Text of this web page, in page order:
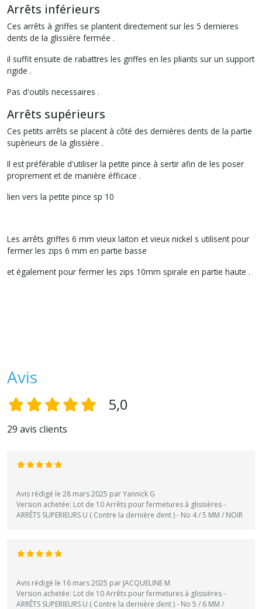
Arrêts inférieurs
Ces arrêts à griffes se plantent directement sur les 5 dernieres
dents de la glissière fermée .
il suffit ensuite de rabattres les griffes en les pliants sur un support
rigide .
Pas d'outils necessaires .
Arrêts supérieurs
Ces petits arrêts se placent à côté des dernières dents de la partie
supèrieurs de la glissière .
Il est préférable d'utiliser la petite pince à sertir afin de les poser
proprement et de manière éfficace .
lien vers la petite pince sp 10
Les arrêts griffes 6 mm vieux laiton et vieux nickel s utilisent pour
fermer les zips 6 mm en partie basse
et également pour fermer les zips 10mm spirale en partie haute .
Avis
5,0
29 avis clients
Avis rédigé le 28 mars 2025 par Yannick G
Version achetée: Lot de 10 Arrêts pour fermetures à glissières -
ARRÊTS SUPERIEURS U ( Contre la dernière dent ) - No 4 / 5 MM / NOIR
Avis rédigé le 16 mars 2025 par JACQUELINE M
Version achetée: Lot de 10 Arrêts pour fermetures à glissières -
ARRÊTS SUPERIEURS U ( Contre la dernière dent ) - No 5 / 6 MM /